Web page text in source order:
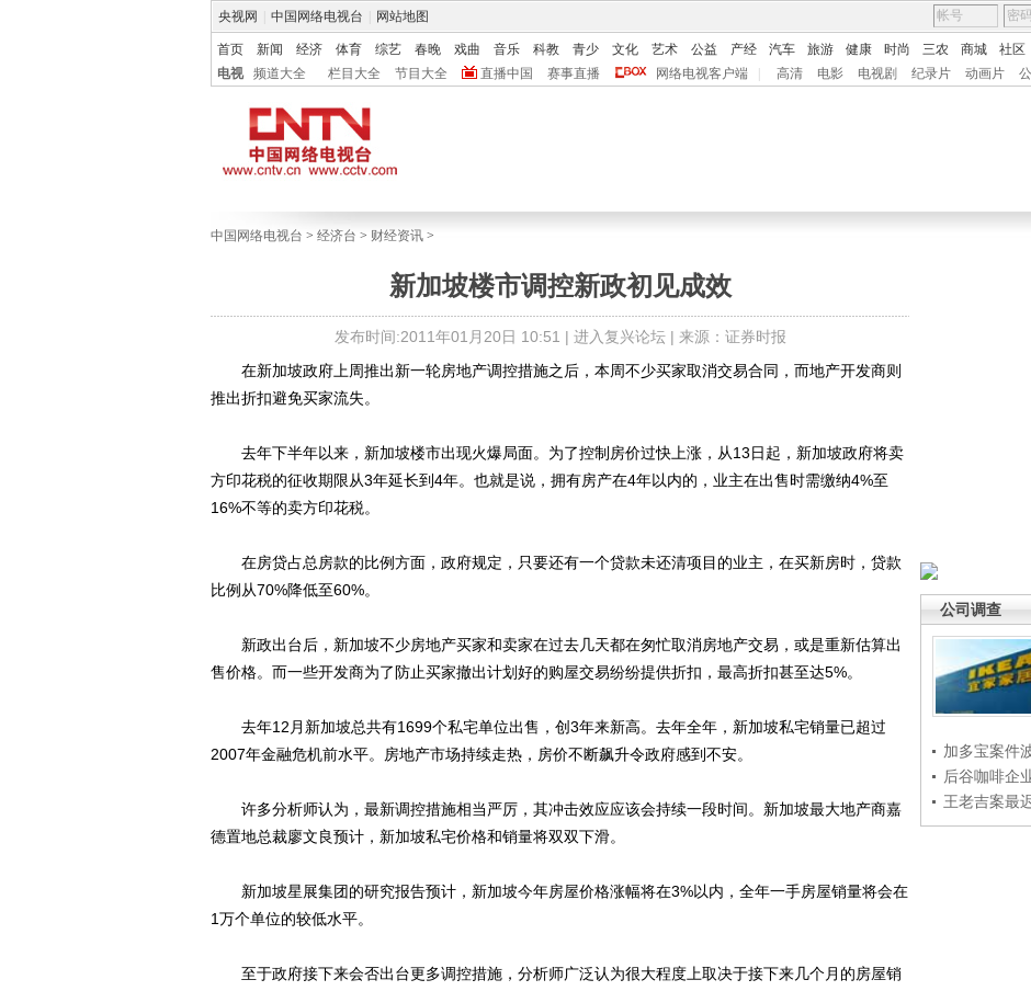
央视网 中国网络电视台 网站地图
首页 新闻 经济 体育 综艺 春晚 戏曲 音乐 科教 青少 文化 艺术 公益 产经 汽车 旅游 健康 时尚 三农 商城 社区
电视
频道大全 栏目大全 节目大全 直播中国 赛事直播 网络电视客户端 高清 电影 电视剧 纪录片 动画片
中国网络电视台 > 经济台 > 财经资讯 >
新加坡楼市调控新政初见成效
发布时间:2011年01月20日 10:51 | 进入复兴论坛| 来源：证券时报
公司调查
加多宝案件
后谷咖啡企
王老吉案最
在新加坡政府上周推出新一轮房地产调控措施之后，本周不少买家取消交易合同，而地产开发商则
推出折扣避免买家流失。
去年下半年以来，新加坡楼市出现火爆局面。为了控制房价过快上涨，从13日起，新加坡政府将卖
方印花税的征收期限从3年延长到4年。也就是说，拥有房产在4年以内的，业主在出售时需缴纳4%至
16%不等的卖方印花税。
在房贷占总房款的比例方面，政府规定，只要还有一个贷款未还清项目的业主，在买新房时，贷款
比例从70%降低至60%。
新政出台后，新加坡不少房地产买家和卖家在过去几天都在匆忙取消房地产交易，或是重新估算出
售价格。而一些开发商为了防止买家撤出计划好的购屋交易纷纷提供折扣，最高折扣甚至达5%。
去年12月新加坡总共有1699个私宅单位出售，创3年来新高。去年全年，新加坡私宅销量已超过
2007年金融危机前水平。房地产市场持续走热，房价不断飙升令政府感到不安。
许多分析师认为，最新调控措施相当严厉，其冲击效应应该会持续一段时间。新加坡最大地产商嘉
德置地总裁廖文良预计，新加坡私宅价格和销量将双双下滑。
新加坡星展集团的研究报告预计，新加坡今年房屋价格涨幅将在3%以内，全年一手房屋销量将会在
1万个单位的较低水平。
至于政府接下来会否出台更多调控措施，分析师广泛认为很大程度上取决于接下来几个月的房屋销